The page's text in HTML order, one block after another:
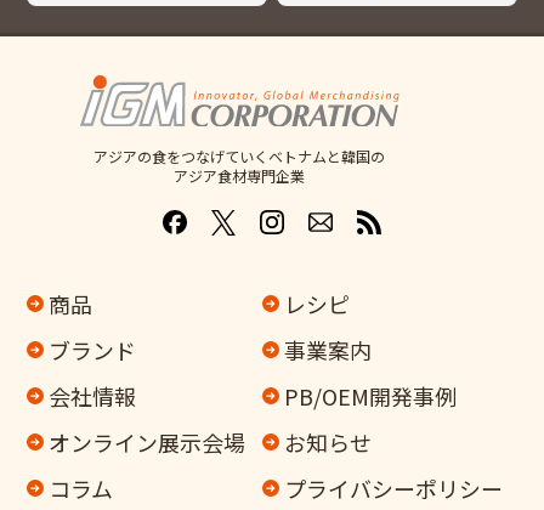
アジアの食をつなげていくベトナムと韓国の
アジア食材専門企業
商品
レシピ
ブランド
事業案内
会社情報
PB/OEM開発事例
オンライン展示会場
お知らせ
コラム
プライバシーポリシー